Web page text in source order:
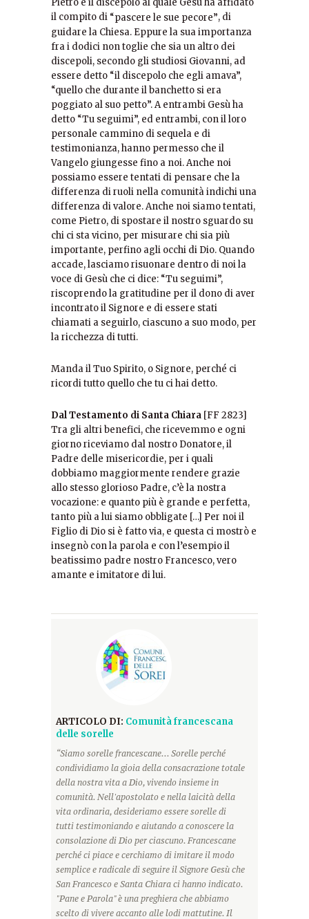
il compito di “pascere le sue pecore”, di
guidare la Chiesa. Eppure la sua importanza
fra i dodici non toglie che sia un altro dei
discepoli, secondo gli studiosi Giovanni, ad
essere detto “il discepolo che egli amava”,
“quello che durante il banchetto si era
poggiato al suo petto”. A entrambi Gesù ha
detto “Tu seguimi”, ed entrambi, con il loro
personale cammino di sequela e di
testimonianza, hanno permesso che il
Vangelo giungesse fino a noi. Anche noi
possiamo essere tentati di pensare che la
differenza di ruoli nella comunità indichi una
differenza di valore. Anche noi siamo tentati,
come Pietro, di spostare il nostro sguardo su
chi ci sta vicino, per misurare chi sia più
importante, perfino agli occhi di Dio. Quando
accade, lasciamo risuonare dentro di noi la
voce di Gesù che ci dice: “Tu seguimi”,
riscoprendo la gratitudine per il dono di aver
incontrato il Signore e di essere stati
chiamati a seguirlo, ciascuno a suo modo, per
la ricchezza di tutti.
Manda il Tuo Spirito, o Signore, perché ci
ricordi tutto quello che tu ci hai detto.
Dal Testamento di Santa Chiara [FF 2823]
Tra gli altri benefici, che ricevemmo e ogni
giorno riceviamo dal nostro Donatore, il
Padre delle misericordie, per i quali
dobbiamo maggiormente rendere grazie
allo stesso glorioso Padre, c’è la nostra
vocazione: e quanto più è grande e perfetta,
tanto più a lui siamo obbligate […] Per noi il
Figlio di Dio si è fatto via, e questa ci mostrò e
insegnò con la parola e con l’esempio il
beatissimo padre nostro Francesco, vero
amante e imitatore di lui.
ARTICOLO DI: Comunità francescana
delle sorelle
“Siamo sorelle francescane... Sorelle perché
condividiamo la gioia della consacrazione totale
della nostra vita a Dio, vivendo insieme in
comunità. Nell'apostolato e nella laicità della
vita ordinaria, desideriamo essere sorelle di
tutti testimoniando e aiutando a conoscere la
consolazione di Dio per ciascuno. Francescane
perché ci piace e cerchiamo di imitare il modo
semplice e radicale di seguire il Signore Gesù che
San Francesco e Santa Chiara ci hanno indicato.
"Pane e Parola" è una preghiera che abbiamo
scelto di vivere accanto alle lodi mattutine. Il